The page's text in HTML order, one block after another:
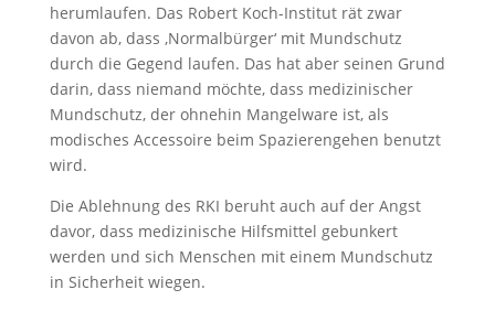
herumlaufen. Das Robert Koch-Institut rät zwar
davon ab, dass ‚Normalbürger‘ mit Mundschutz
durch die Gegend laufen. Das hat aber seinen Grund
darin, dass niemand möchte, dass medizinischer
Mundschutz, der ohnehin Mangelware ist, als
modisches Accessoire beim Spazierengehen benutzt
wird.
Die Ablehnung des RKI beruht auch auf der Angst
davor, dass medizinische Hilfsmittel gebunkert
werden und sich Menschen mit einem Mundschutz
in Sicherheit wiegen.